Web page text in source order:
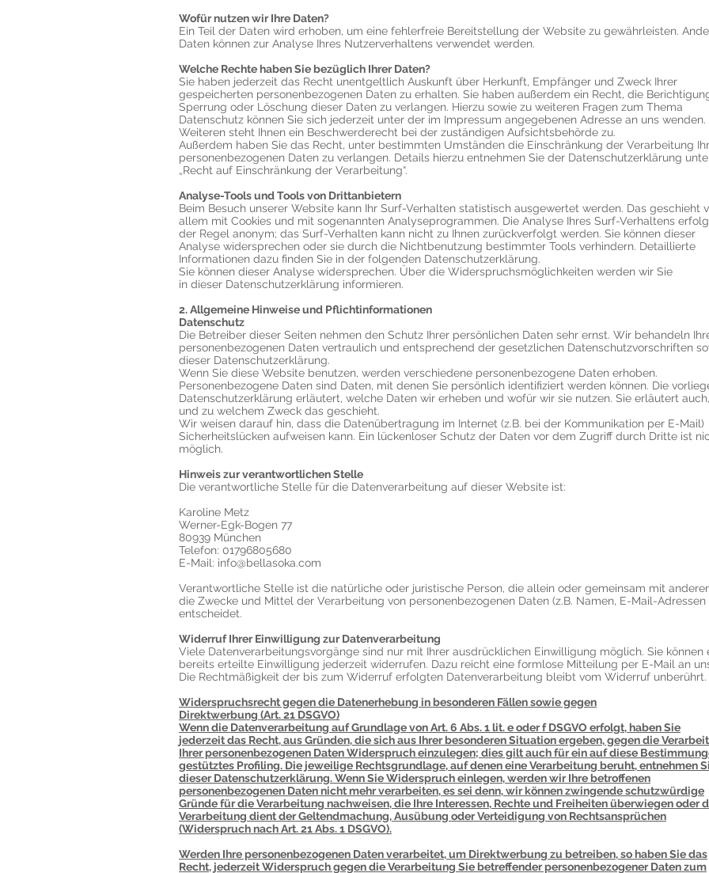
Wofür nutzen wir Ihre Daten?
Ein Teil der Daten wird erhoben, um eine fehlerfreie Bereitstellung der Website zu gewährleisten.
Daten können zur Analyse Ihres Nutzerverhaltens verwendet werden.
Welche Rechte haben Sie bezüglich Ihrer Daten?
Sie haben jederzeit das Recht unentgeltlich Auskunft über Herkunft, Empfänger und Zweck Ihrer
gespeicherten personenbezogenen Daten zu erhalten. Sie haben außerdem ein Recht, die
Sperrung oder Löschung dieser Daten zu verlangen. Hierzu sowie zu weiteren Fragen zum Thema
Datenschutz können Sie sich jederzeit unter der im Impressum angegebenen Adresse an uns wenden.
Weiteren steht Ihnen ein Beschwerderecht bei der zuständigen Aufsichtsbehörde zu.
Außerdem haben Sie das Recht, unter bestimmten Umständen die Einschränkung der Verarbeitung
personenbezogenen Daten zu verlangen. Details hierzu entnehmen Sie der Datenschutzerklärung
„Recht auf Einschränkung der Verarbeitung“.
Analyse-Tools und Tools von Drittanbietern
Beim Besuch unserer Website kann Ihr Surf-Verhalten statistisch ausgewertet werden. Das geschieht
allem mit Cookies und mit sogenannten Analyseprogrammen. Die Analyse Ihres Surf-Verhaltens
der Regel anonym; das Surf-Verhalten kann nicht zu Ihnen zurückverfolgt werden. Sie können dieser
Analyse widersprechen oder sie durch die Nichtbenutzung bestimmter Tools verhindern. Detaillierte
Informationen dazu finden Sie in der folgenden Datenschutzerklärung.
Sie können dieser Analyse widersprechen. Über die Widerspruchsmöglichkeiten werden wir Sie
in dieser Datenschutzerklärung informieren.
2. Allgemeine Hinweise und Pflichtinformationen
Datenschutz
Die Betreiber dieser Seiten nehmen den Schutz Ihrer persönlichen Daten sehr ernst. Wir behandeln
personenbezogenen Daten vertraulich und entsprechend der gesetzlichen Datenschutzvorschriften
dieser Datenschutzerklärung.
Wenn Sie diese Website benutzen, werden verschiedene personenbezogene Daten erhoben.
Personenbezogene Daten sind Daten, mit denen Sie persönlich identifiziert werden können. Die
Datenschutzerklärung erläutert, welche Daten wir erheben und wofür wir sie nutzen. Sie erläutert
und zu welchem Zweck das geschieht.
Wir weisen darauf hin, dass die Datenübertragung im Internet (z.B. bei der Kommunikation per E-Mail)
Sicherheitslücken aufweisen kann. Ein lückenloser Schutz der Daten vor dem Zugriff durch Dritte ist
möglich.
Hinweis zur verantwortlichen Stelle
Die verantwortliche Stelle für die Datenverarbeitung auf dieser Website ist:
Karoline Metz
Werner-Egk-Bogen 77
80939 München
Telefon: 01796805680
E-Mail: info@bellasoka.com
Verantwortliche Stelle ist die natürliche oder juristische Person, die allein oder gemeinsam mit
die Zwecke und Mittel der Verarbeitung von personenbezogenen Daten (z.B. Namen, E-Mail-Adressen
entscheidet.
Widerruf Ihrer Einwilligung zur Datenverarbeitung
Viele Datenverarbeitungsvorgänge sind nur mit Ihrer ausdrücklichen Einwilligung möglich. Sie können
bereits erteilte Einwilligung jederzeit widerrufen. Dazu reicht eine formlose Mitteilung per E-Mail an
Die Rechtmäßigkeit der bis zum Widerruf erfolgten Datenverarbeitung bleibt vom Widerruf unberührt.
Widerspruchsrecht gegen die Datenerhebung in besonderen Fällen sowie gegen
Direktwerbung (Art. 21 DSGVO)
Wenn die Datenverarbeitung auf Grundlage von Art. 6 Abs. 1 lit. e oder f DSGVO erfolgt, haben Sie
jederzeit das Recht, aus Gründen, die sich aus Ihrer besonderen Situation ergeben, gegen die
Ihrer personenbezogenen Daten Widerspruch einzulegen; dies gilt auch für ein auf diese
gestütztes Profiling. Die jeweilige Rechtsgrundlage, auf denen eine Verarbeitung beruht, entnehmen
dieser Datenschutzerklärung. Wenn Sie Widerspruch einlegen, werden wir Ihre betroffenen
personenbezogenen Daten nicht mehr verarbeiten, es sei denn, wir können zwingende schutzwürdige
Gründe für die Verarbeitung nachweisen, die Ihre Interessen, Rechte und Freiheiten überwiegen oder
Verarbeitung dient der Geltendmachung, Ausübung oder Verteidigung von Rechtsansprüchen
(Widerspruch nach Art. 21 Abs. 1 DSGVO).
Werden Ihre personenbezogenen Daten verarbeitet, um Direktwerbung zu betreiben, so haben Sie das
Recht, jederzeit Widerspruch gegen die Verarbeitung Sie betreffender personenbezogener Daten zum